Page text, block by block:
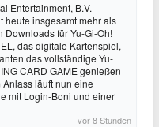
Entertainment, B.V.
heute insgesamt mehr als
Downloads für Yu-Gi-Oh!
das digitale Kartenspiel,
das vollständige Yu-
CARD GAME genießen
läuft nun eine
mit Login-Boni und einer
vor 8 Stunden